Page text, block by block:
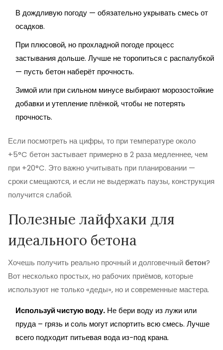
В дождливую погоду — обязательно укрывать смесь от
осадков.
При плюсовой, но прохладной погоде процесс
застывания дольше. Лучше не торопиться с распалубкой
— пусть бетон наберёт прочность.
Зимой или при сильном минусе выбирают морозостойкие
добавки и утепление плёнкой, чтобы не потерять
прочность.
Если посмотреть на цифры, то при температуре около
+5°C бетон застывает примерно в 2 раза медленнее, чем
при +20°C. Это важно учитывать при планировании —
сроки смещаются, и если не выдержать паузы, конструкция
получится слабой.
Полезные лайфхаки для
идеального бетона
Хочешь получить реально прочный и долговечныйбетон?
Вот несколько простых, но рабочих приёмов, которые
используют не только «деды», но и современные мастера.
Используй чистую воду. Не бери воду из лужи или
пруда – грязь и соль могут испортить всю смесь. Лучше
всего подходит питьевая вода из-под крана.